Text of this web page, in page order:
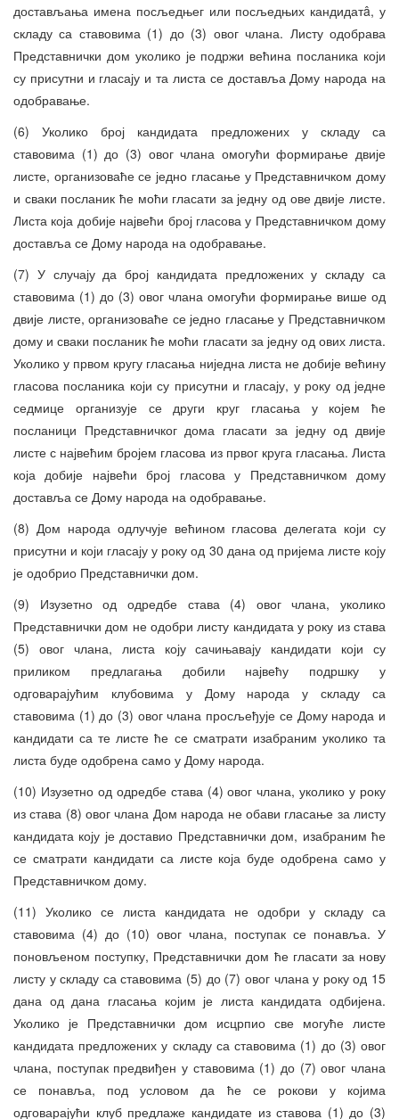
достављања имена посљедњег или посљедњих кандидатâ, у
складу са ставовима (1) до (3) овог члана. Листу одобрава
Представнички дом уколико је подржи већина посланика који
су присутни и гласају и та листа се доставља Дому народа на
одобравање.
(6) Уколико број кандидата предложених у складу са
ставовима (1) до (3) овог члана омогући формирање двије
листе, организоваће се једно гласање у Представничком дому
и сваки посланик ће моћи гласати за једну од ове двије листе.
Листа која добије највећи број гласова у Представничком дому
доставља се Дому народа на одобравање.
(7) У случају да број кандидата предложених у складу са
ставовима (1) до (3) овог члана омогући формирање више од
двије листе, организоваће се једно гласање у Представничком
дому и сваки посланик ће моћи гласати за једну од ових листа.
Уколико у првом кругу гласања ниједна листа не добије већину
гласова посланика који су присутни и гласају, у року од једне
седмице организује се други круг гласања у којем ће
посланици Представничког дома гласати за једну од двије
листе с највећим бројем гласова из првог круга гласања. Листа
која добије највећи број гласова у Представничком дому
доставља се Дому народа на одобравање.
(8) Дом народа одлучује већином гласова делегата који су
присутни и који гласају у року од 30 дана од пријема листе коју
је одобрио Представнички дом.
(9) Изузетно од одредбе става (4) овог члана, уколико
Представнички дом не одобри листу кандидата у року из става
(5) овог члана, листа коју сачињавају кандидати који су
приликом предлагања добили највећу подршку у
одговарајућим клубовима у Дому народа у складу са
ставовима (1) до (3) овог члана просљеђује се Дому народа и
кандидати са те листе ће се сматрати изабраним уколико та
листа буде одобрена само у Дому народа.
(10) Изузетно од одредбе става (4) овог члана, уколико у року
из става (8) овог члана Дом народа не обави гласање за листу
кандидата коју је доставио Представнички дом, изабраним ће
се сматрати кандидати са листе која буде одобрена само у
Представничком дому.
(11) Уколико се листа кандидата не одобри у складу са
ставовима (4) до (10) овог члана, поступак се понавља. У
поновљеном поступку, Представнички дом ће гласати за нову
листу у складу са ставовима (5) до (7) овог члана у року од 15
дана од дана гласања којим је листа кандидата одбијена.
Уколико је Представнички дом исцрпио све могуће листе
кандидата предложених у складу са ставовима (1) до (3) овог
члана, поступак предвиђен у ставовима (1) до (7) овог члана
се понавља, под условом да ће се рокови у којима
одговарајући клуб предлаже кандидате из ставова (1) до (3)